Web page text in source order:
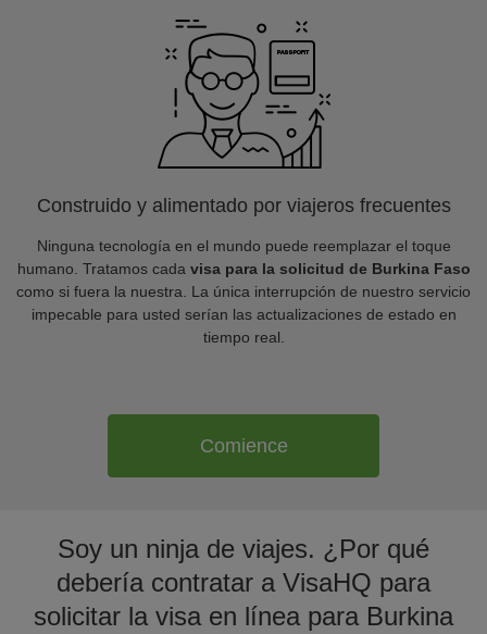
Construido y alimentado por viajeros frecuentes
Ninguna tecnología en el mundo puede reemplazar el toque
humano. Tratamos cada visa para la solicitud de Burkina Faso
como si fuera la nuestra. La única interrupción de nuestro servicio
impecable para usted serían las actualizaciones de estado en
tiempo real.
Comience
Soy un ninja de viajes. ¿Por qué
debería contratar a VisaHQ para
solicitar la visa en línea para Burkina